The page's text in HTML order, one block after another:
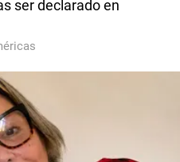
ser declarado en